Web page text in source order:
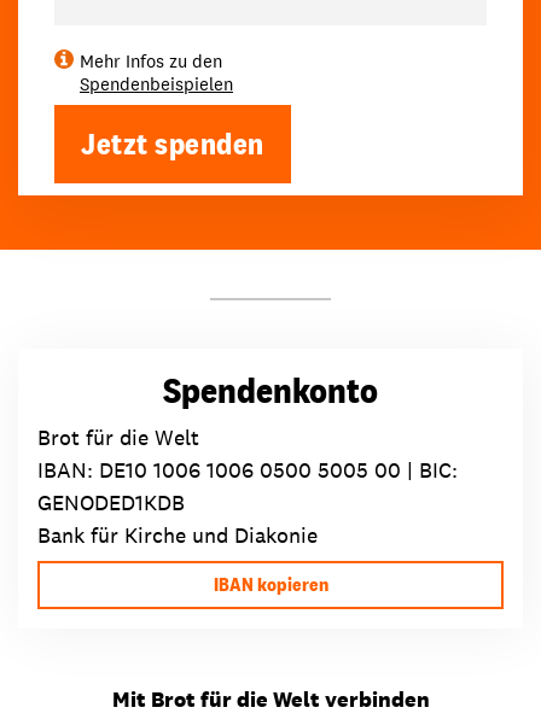
Mehr Infos zu den
Spendenbeispielen
Jetzt spenden
Spendenkonto
Brot für die Welt
IBAN: DE10 1006 1006 0500 5005 00 | BIC:
GENODED1KDB
Bank für Kirche und Diakonie
IBAN kopieren
Mit Brot für die Welt verbinden